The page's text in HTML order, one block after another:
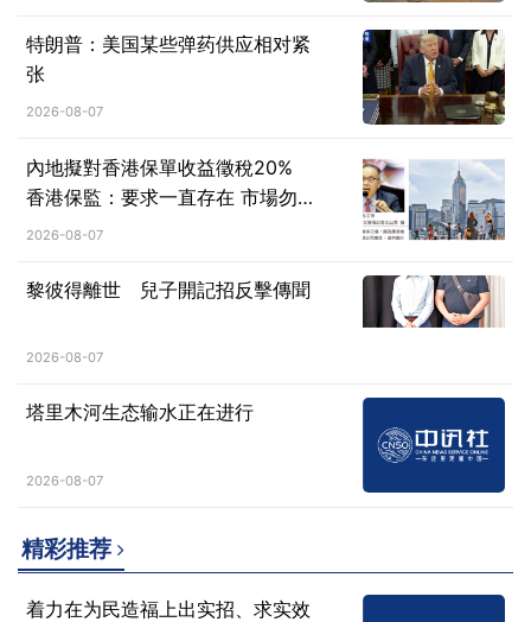
特朗普：美国某些弹药供应相对紧
张
2026-08-07
內地擬對香港保單收益徵稅20%
香港保監：要求一直存在 市場勿
過度解讀
2026-08-07
黎彼得離世 兒子開記招反擊傳聞
2026-08-07
塔里木河生态输水正在进行
2026-08-07
精彩推荐
着力在为民造福上出实招、求实效